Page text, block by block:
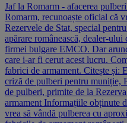
Jaf la Romarm - afacerea
Romarm, recunoaște oficial că
Rezervele de Stat, special
apărare românească, dealer-
firmei bulgare EMCO. Dar
care i-ar fi cerut acest lucru.
fabrici de armament. Citește
criză de pulberi pentru muniție,
de pulberi, primite de la
armament Informațiile obținute
vrea să vândă pulberea cu